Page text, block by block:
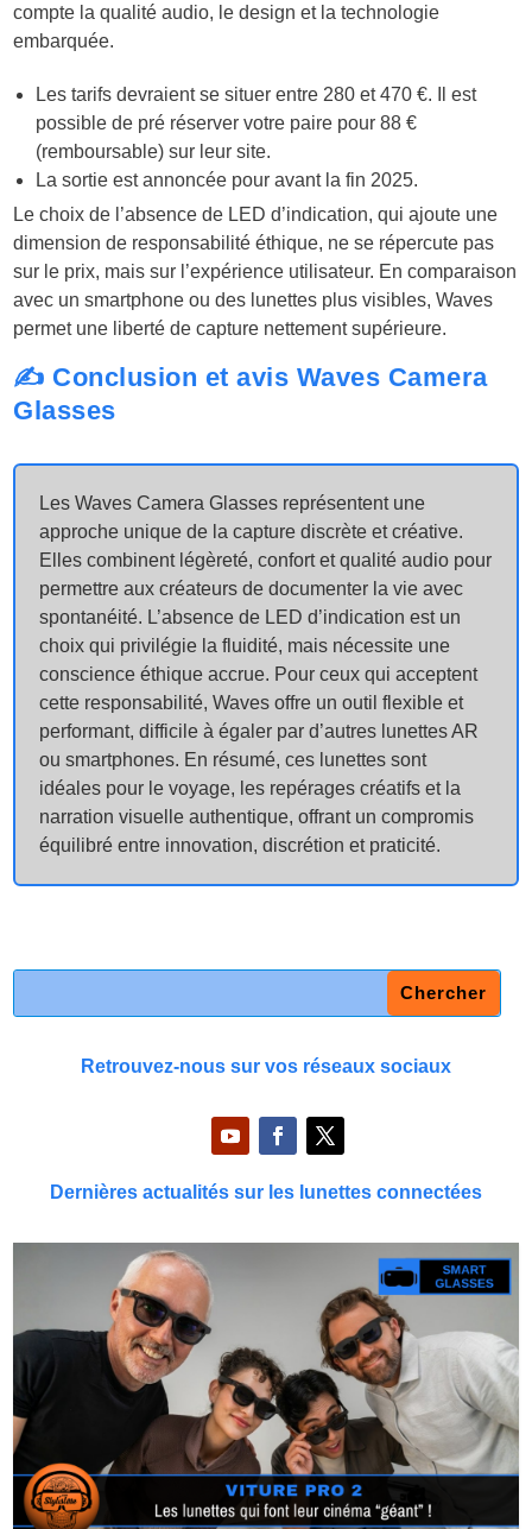
compte la qualité audio, le design et la technologie
embarquée.
Les tarifs devraient se situer entre 280 et 470 €. Il est
possible de pré réserver votre paire pour 88 €
(remboursable) sur leur site.
La sortie est annoncée pour avant la fin 2025.
Le choix de l’absence de LED d’indication, qui ajoute une
dimension de responsabilité éthique, ne se répercute pas
sur le prix, mais sur l’expérience utilisateur. En comparaison
avec un smartphone ou des lunettes plus visibles, Waves
permet une liberté de capture nettement supérieure.
✍️ Conclusion et avis Waves Camera
Glasses
Les Waves Camera Glasses représentent une
approche unique de la capture discrète et créative.
Elles combinent légèreté, confort et qualité audio pour
permettre aux créateurs de documenter la vie avec
spontanéité. L’absence de LED d’indication est un
choix qui privilégie la fluidité, mais nécessite une
conscience éthique accrue. Pour ceux qui acceptent
cette responsabilité, Waves offre un outil flexible et
performant, difficile à égaler par d’autres lunettes AR
ou smartphones. En résumé, ces lunettes sont
idéales pour le voyage, les repérages créatifs et la
narration visuelle authentique, offrant un compromis
équilibré entre innovation, discrétion et praticité.
Retrouvez-nous sur vos réseaux sociaux
Dernières actualités sur les lunettes connectées